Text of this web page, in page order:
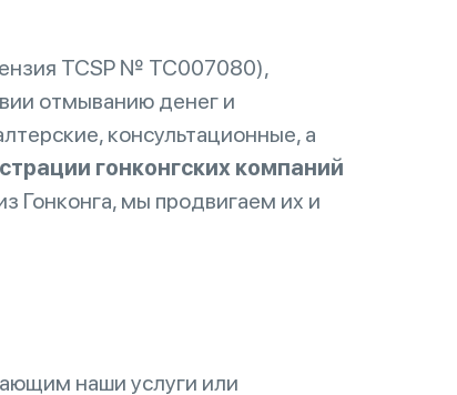
TCSP № TC007080),
отмыванию денег и
консультационные, а
гонконгских компаний
Гонконга, мы продвигаем их и
наши услуги или